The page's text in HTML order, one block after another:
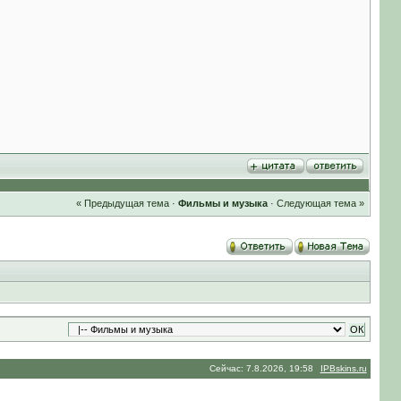
« Предыдущая тема ·Фильмы и музыка ·Следующая тема »
Сейчас: 7.8.2026, 19:58 IPBskins.ru